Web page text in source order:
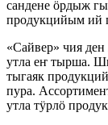
сандене ӧрдыж
продукцийым ий
«Сайвер» чия
утла еҥ тырша.
тыгаяк
пура.
утла тӱрлӧ